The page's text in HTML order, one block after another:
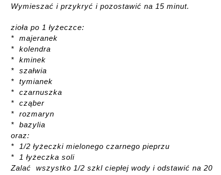
Wymieszać i przykryć i pozostawić na 15 minut.
zioła po 1 łyżeczce:
* majeranek
* kolendra
* kminek
* szałwia
* tymianek
* czarnuszka
* cząber
* rozmaryn
* bazylia
oraz:
* 1/2 łyżeczki mielonego czarnego pieprzu
* 1 łyżeczka soli
Zalać wszystko 1/2 szkl ciepłej wody i odstawić na 20